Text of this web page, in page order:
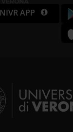
sito con
si occupano
altre
loro o che
tuo utilizzo
APP